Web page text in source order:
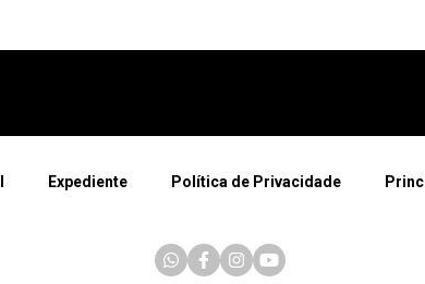
Expediente Política de Privacidade